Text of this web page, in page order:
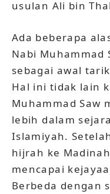
usulan Ali bin
Ada beberapa
Nabi Muhammad
sebagai awal
Hal ini tidak lain
Muhammad Saw
lebih dalam
Islamiyah.
hijrah ke
mencapai
Berbeda dengan